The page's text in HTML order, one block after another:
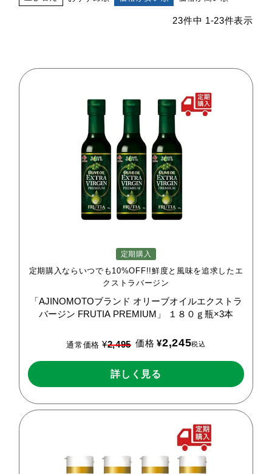
23件中 1-23件表示
定期購入
定期購入ならいつでも10%OFF!!鮮度と風味を追求したエ
クストラバージン
「AJINOMOTOブランド オリーブオイルエクストラ
バージン FRUTIA PREMIUM」 １８０ｇ瓶×3本
通常価格 ¥2,495 価格 ¥2,245税込
詳しく見る